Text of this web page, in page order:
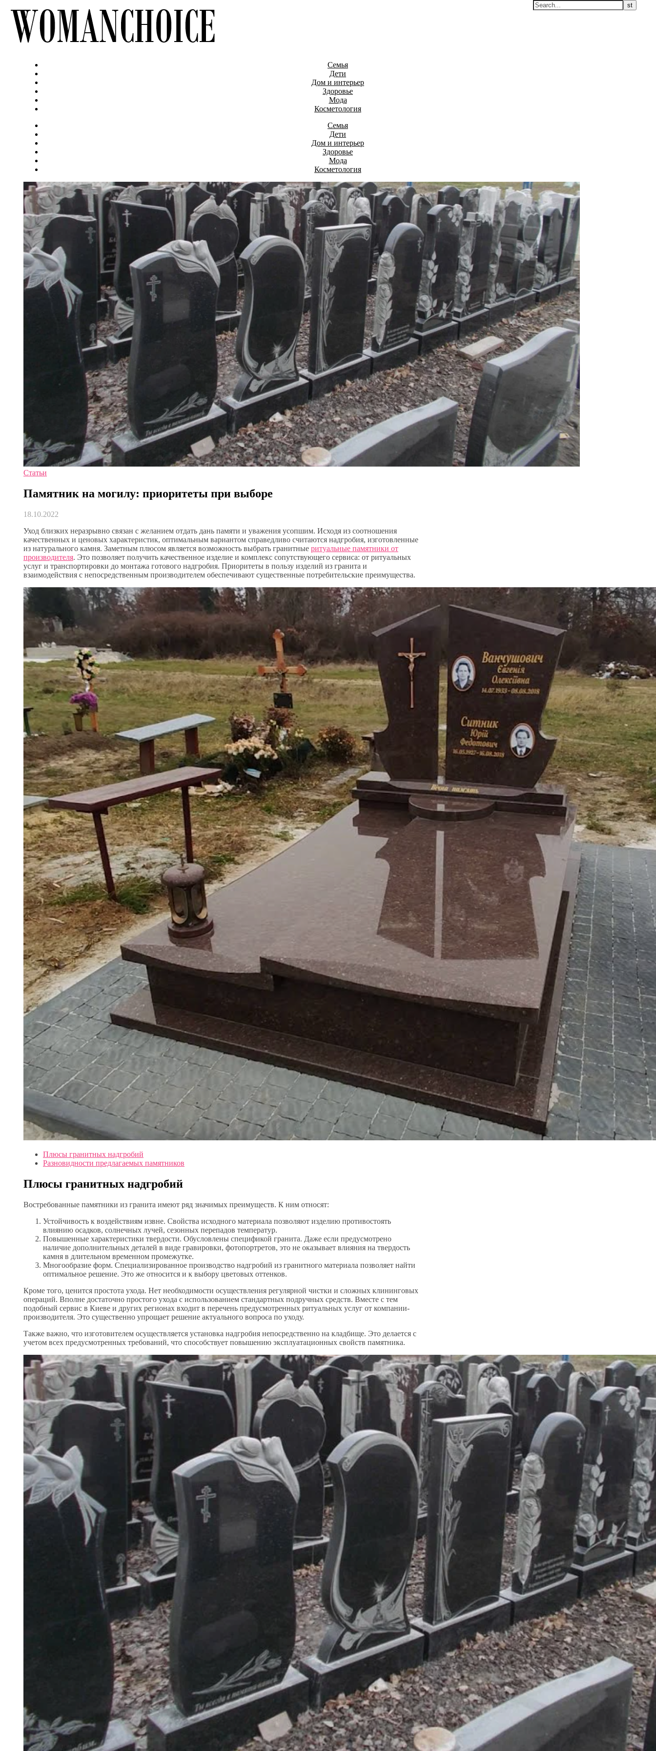
Семья
Дети
Дом и интерьер
Здоровье
Мода
Косметология
Семья
Дети
Дом и интерьер
Здоровье
Мода
Косметология
Статьи
Памятник на могилу: приоритеты при выборе
18.10.2022
Уход близких неразрывно связан с желанием отдать дань памяти и уважения усопшим. Исходя из соотношения
качественных и ценовых характеристик, оптимальным вариантом справедливо считаются надгробия, изготовленные
из натурального камня. Заметным плюсом является возможность выбрать гранитные ритуальные памятники от
производителя. Это позволяет получить качественное изделие и комплекс сопутствующего сервиса: от ритуальных
услуг и транспортировки до монтажа готового надгробия. Приоритеты в пользу изделий из гранита и
взаимодействия с непосредственным производителем обеспечивают существенные потребительские преимущества.
Плюсы гранитных надгробий
Разновидности предлагаемых памятников
Плюсы гранитных надгробий
Востребованные памятники из гранита имеют ряд значимых преимуществ. К ним относят:
Устойчивость к воздействиям извне. Свойства исходного материала позволяют изделию противостоять
влиянию осадков, солнечных лучей, сезонных перепадов температур.
Повышенные характеристики твердости. Обусловлены спецификой гранита. Даже если предусмотрено
наличие дополнительных деталей в виде гравировки, фотопортретов, это не оказывает влияния на твердость
камня в длительном временном промежутке.
Многообразие форм. Специализированное производство надгробий из гранитного материала позволяет найти
оптимальное решение. Это же относится и к выбору цветовых оттенков.
Кроме того, ценится простота ухода. Нет необходимости осуществления регулярной чистки и сложных клининговых
операций. Вполне достаточно простого ухода с использованием стандартных подручных средств. Вместе с тем
подобный сервис в Киеве и других регионах входит в перечень предусмотренных ритуальных услуг от компании-
производителя. Это существенно упрощает решение актуального вопроса по уходу.
Также важно, что изготовителем осуществляется установка надгробия непосредственно на кладбище. Это делается с
учетом всех предусмотренных требований, что способствует повышению эксплуатационных свойств памятника.